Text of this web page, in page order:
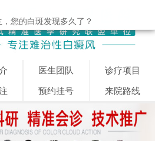
医生团队 诊疗项目
预约挂号 来院路线
您的白斑发现多久了？